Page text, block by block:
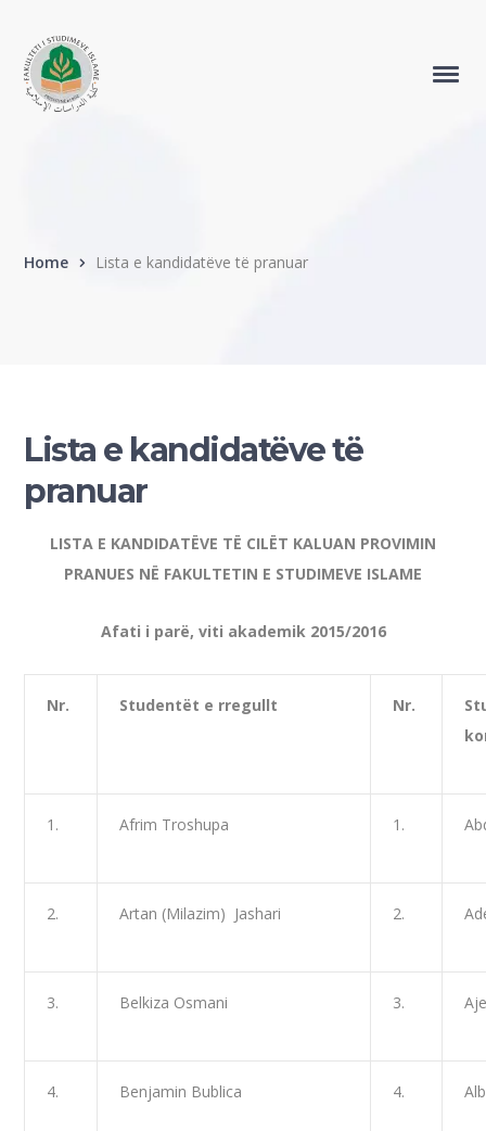
Home Lista e kandidatëve të pranuar
Lista e kandidatëve të
pranuar
LISTA E KANDIDATËVE TË CILËT KALUAN PROVIMIN
PRANUES NË FAKULTETIN E STUDIMEVE ISLAME
Afati i parë, viti akademik 2015/2016
Nr. Studentët e rregullt Nr.
1. Afrim Troshupa 1.
2. Artan (Milazim) Jashari 2.
3. Belkiza Osmani 3.
4. Benjamin Bublica 4.